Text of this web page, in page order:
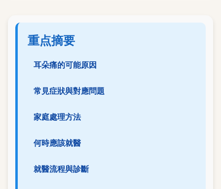
重点摘要
耳朵痛的可能原因
常見症狀與對應問題
家庭處理方法
何時應該就醫
就醫流程與診斷